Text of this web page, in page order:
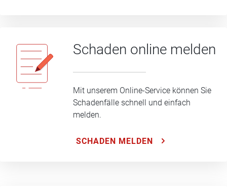
Schaden online melden
Mit unserem Online-Service können Sie
Schadenfälle schnell und einfach
melden.
SCHADEN MELDEN